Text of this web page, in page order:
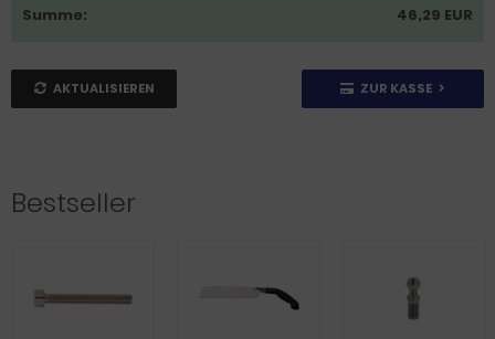
Summe: 46,29 EUR
AKTUALISIEREN ZUR KASSE
Bestseller